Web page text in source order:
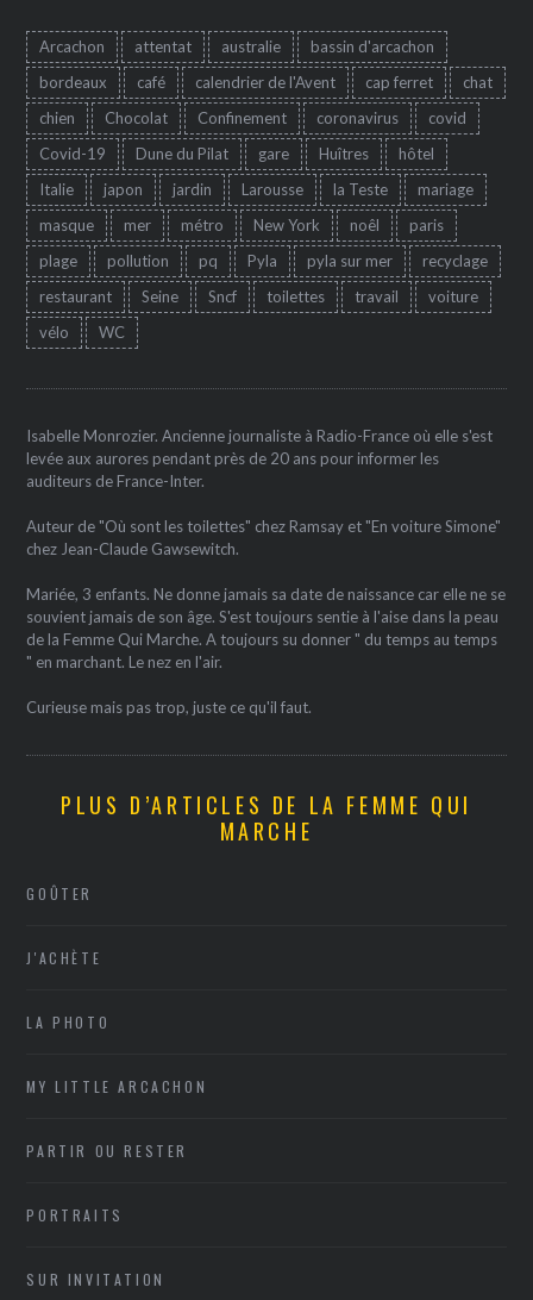
Arcachon attentat australie
bassin d'arcachon
bordeaux
café calendrier de l'Avent cap ferret
chat
chien
Chocolat Confinement coronavirus
covid
Covid-19
Dune du Pilat gare Huîtres
hôtel
Italie
japon jardin Larousse la Teste
mariage
masque
mer métro New York noêl
paris
plage
pollution pq Pyla pyla sur mer
recyclage
restaurant
Seine Sncf toilettes travail
voiture
vélo
WC
Isabelle Monrozier. Ancienne journaliste à Radio-France où elle s'est
levée aux aurores pendant près de 20 ans pour informer les
auditeurs de France-Inter.
Auteur de "Où sont les toilettes" chez Ramsay et "En voiture Simone"
chez Jean-Claude Gawsewitch.
Mariée, 3 enfants. Ne donne jamais sa date de naissance car elle ne se
souvient jamais de son âge. S'est toujours sentie à l'aise dans la peau
de la Femme Qui Marche. A toujours su donner " du temps au temps
" en marchant. Le nez en l'air.
Curieuse mais pas trop, juste ce qu'il faut.
PLUS D’ARTICLES DE LA FEMME QUI
MARCHE
GOÛTER
J'ACHÈTE
LA PHOTO
MY LITTLE ARCACHON
PARTIR OU RESTER
PORTRAITS
SUR INVITATION